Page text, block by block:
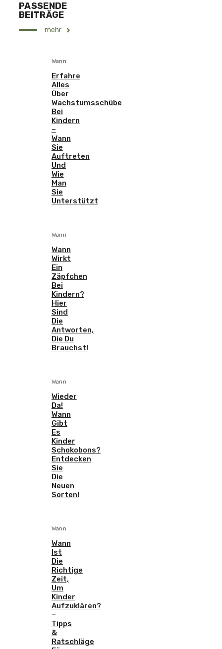
PASSENDE
BEITRÄGE
mehr
Wann
Erfahre
Alles
Über
Wachstumsschübe
Bei
Kindern
–
Wann
Sie
Auftreten
Und
Wie
Man
Sie
Unterstützt
Wann
Wann
Wirkt
Ein
Zäpfchen
Bei
Kindern?
Hier
Sind
Die
Antworten,
Die Du
Brauchst!
Wann
Wieder
Da!
Wann
Gibt
Es
Kinder
Schokobons?
Entdecken
Sie
Die
Neuen
Sorten!
Wann
Wann
Ist
Die
Richtige
Zeit,
Um
Kinder
Aufzuklären?
–
Tipps
&
Ratschläge